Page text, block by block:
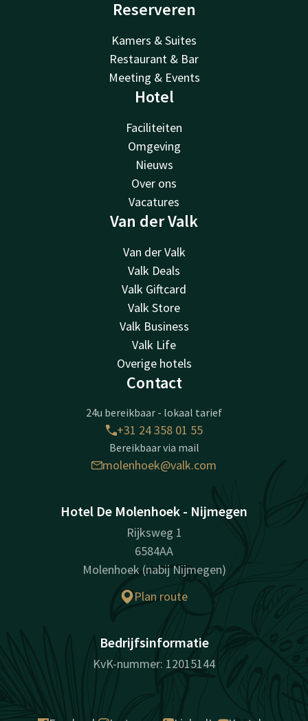
Reserveren
Kamers & Suites
Restaurant & Bar
Meeting & Events
Hotel
Faciliteiten
Omgeving
Nieuws
Over ons
Vacatures
Van der Valk
Van der Valk
Valk Deals
Valk Giftcard
Valk Store
Valk Business
Valk Life
Overige hotels
Contact
24u bereikbaar - lokaal tarief
+31 24 358 01 55
Bereikbaar via mail
molenhoek@valk.com
Hotel De Molenhoek - Nijmegen
Rijksweg 1
6584AA
Molenhoek (nabij Nijmegen)
Plan route
Bedrijfsinformatie
KvK-nummer: 12015144